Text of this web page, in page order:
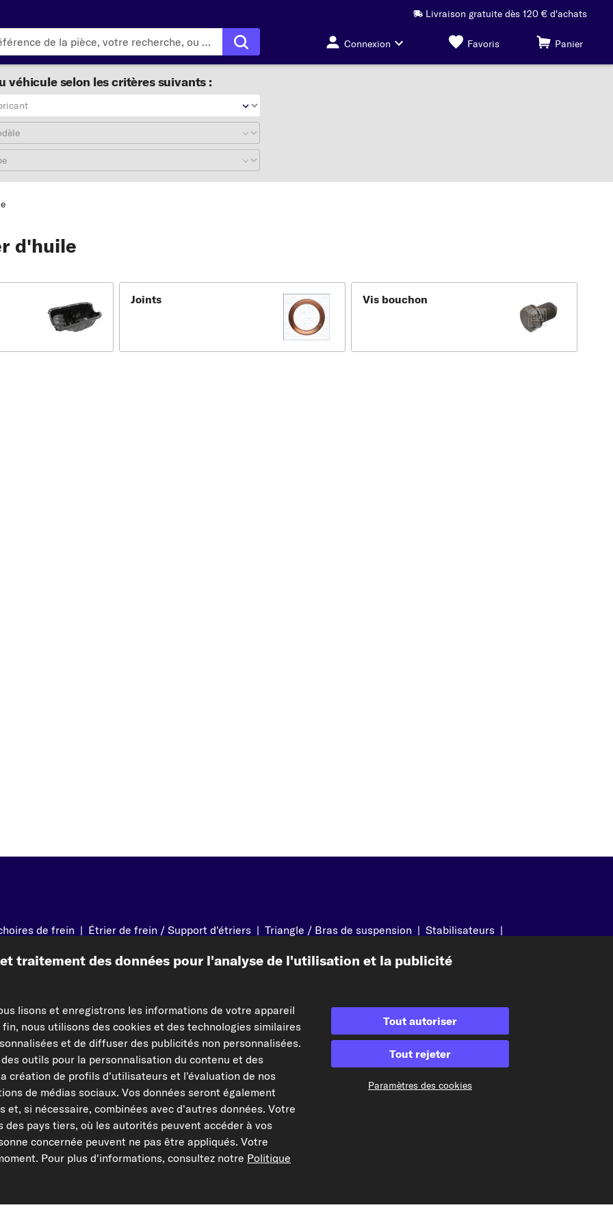
Livraison gratuite dès 120 € d'achats
Connexion Favoris Panier
véhicule selon les critères suivants :
d'huile
Joints Vis bouchon
de frein | Étrier de frein / Support d'étriers | Triangle / Bras de suspension | Stabilisateurs |
trapézoïdales
Juridique
Mentions légales
Politique de confidentialité
CGV
Droit de rétractation
Paramètres des données
Modes de paiement acceptés
traitement des données pour l'analyse de l'utilisation et la publicité
lisons et enregistrons les informations de votre appareil
nous utilisons des cookies et des technologies similaires
et de diffuser des publicités non personnalisées.
outils pour la personnalisation du contenu et des
création de profils d'utilisateurs et l'évaluation de nos
de médias sociaux. Vos données seront également
si nécessaire, combinées avec d'autres données. Votre
pays tiers, où les autorités peuvent accéder à vos
concernée peuvent ne pas être appliqués. Votre
Pour plus d'informations, consultez notre Politique
Tout autoriser
Tout rejeter
Paramètres des cookies